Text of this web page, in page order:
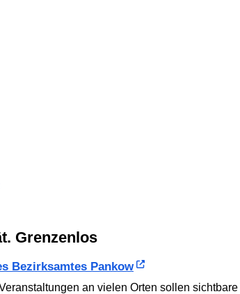
Grenzenlos
Bezirksamtes Pankow
an vielen Orten sollen